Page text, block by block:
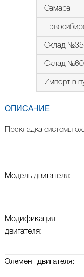
Самара
Склад №35
Склад №60
Импорт в
ОПИСАНИЕ
Прокладка системы
Модель двигателя:
Модификация
двигателя:
Элемент двигателя: